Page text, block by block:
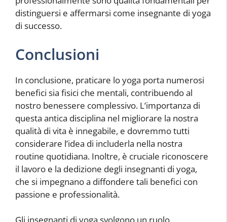
distinguersi e affermarsi come insegnante di yoga
di successo.
Conclusioni
In conclusione, praticare lo yoga porta numerosi
benefici sia fisici che mentali, contribuendo al
nostro benessere complessivo. L’importanza di
questa antica disciplina nel migliorare la nostra
qualità di vita è innegabile, e dovremmo tutti
considerare l’idea di includerla nella nostra
routine quotidiana. Inoltre, è cruciale riconoscere
il lavoro e la dedizione degli insegnanti di yoga,
che si impegnano a diffondere tali benefici con
passione e professionalità.